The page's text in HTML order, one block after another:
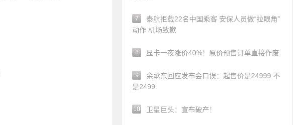
7
泰航拒载22名中国乘客 安保人员做“拉眼角”
动作 机场致歉
8 显卡一夜涨价40%！原价预售订单直接作废
9
余承东回应发布会口误：起售价是24999 不
是2499
10 卫星巨头：宣布破产！